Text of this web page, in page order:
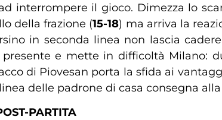
interrompere il gioco. Dimezza lo
della frazione (15-18) ma arriva la
in seconda linea non lascia
presente e mette in difficoltà Milano:
di Piovesan porta la sfida ai
delle padrone di casa consegna
PARTITA